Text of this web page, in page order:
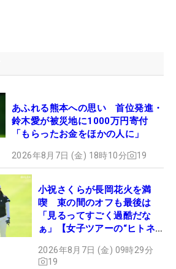
あふれる熊本への思い 首位発進・
鈴木愛が被災地に1000万円寄付
「もらったお金をほかの人に」
2026年8月7日 (金) 18時10分 19
小祝さくらが長岡花火を満
喫 束の間のオフも最後は
「見るってすごく過酷だな
ぁ」【女子ツアーの“ヒトネ
2026年8月7日 (金) 09時29分
19